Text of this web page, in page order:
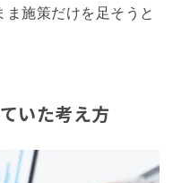
施策だけを足そうと
いた考え方